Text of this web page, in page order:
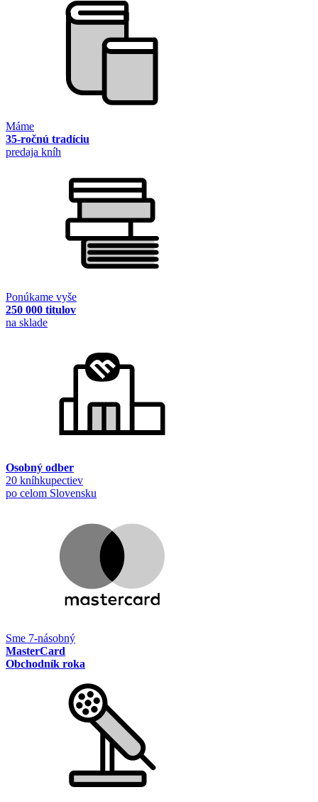
Máme
35-ročnú tradíciu
predaja kníh
Ponúkame vyše
250 000 titulov
na sklade
Osobný odber
20 kníhkupectiev
po celom Slovensku
Sme 7-násobný
MasterCard
Obchodník roka